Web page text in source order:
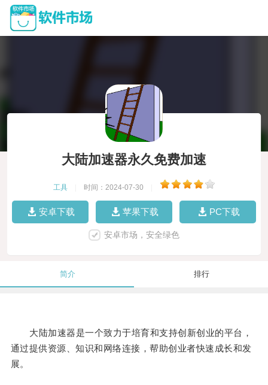
大陆加速器永久免费加速
工具 时间：2024-07-30
安卓下载 苹果下载 PC下载
安卓市场，安全绿色
简介 排行
大陆加速器是一个致力于培育和支持创新创业的平台，
通过提供资源、知识和网络连接，帮助创业者快速成长和发
展。